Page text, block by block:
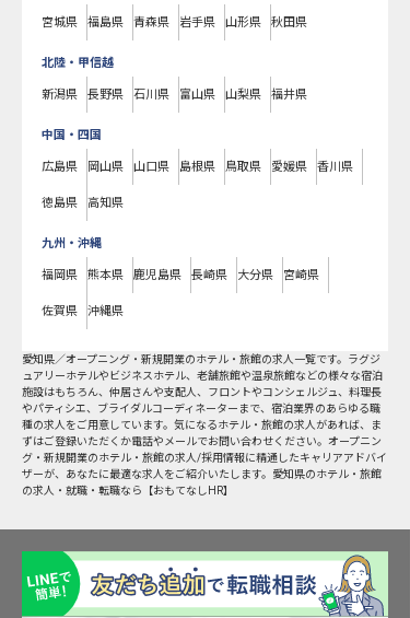
宮城県 福島県 青森県 岩手県 山形県 秋田県
北陸・甲信越
新潟県 長野県 石川県 富山県 山梨県 福井県
中国・四国
広島県 岡山県 山口県 島根県 鳥取県 愛媛県 香川県
徳島県 高知県
九州・沖縄
福岡県 熊本県 鹿児島県 長崎県 大分県 宮崎県
佐賀県 沖縄県
愛知県／オープニング・新規開業のホテル・旅館の求人一覧です。ラグジ
ュアリーホテルやビジネスホテル、老舗旅館や温泉旅館などの様々な宿泊
施設はもちろん、仲居さんや支配人、フロントやコンシェルジュ、料理長
やパティシエ、ブライダルコーディネーターまで、宿泊業界のあらゆる職
種の求人をご用意しています。気になるホテル・旅館の求人があれば、ま
ずはご登録いただくか電話やメールでお問い合わせください。オープニン
グ・新規開業のホテル・旅館の求人/採用情報に精通したキャリアアドバイ
ザーが、あなたに最適な求人をご紹介いたします。愛知県のホテル・旅館
の求人・就職・転職なら【おもてなしHR】